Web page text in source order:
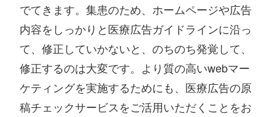
でてきます。集患のため、ホームページや広告
内容をしっかりと医療広告ガイドラインに沿っ
て、修正していかないと、のちのち発覚して、
修正するのは大変です。より質の高いwebマー
ケティングを実施するためにも、医療広告の原
稿チェックサービスをご活用いただくことをお